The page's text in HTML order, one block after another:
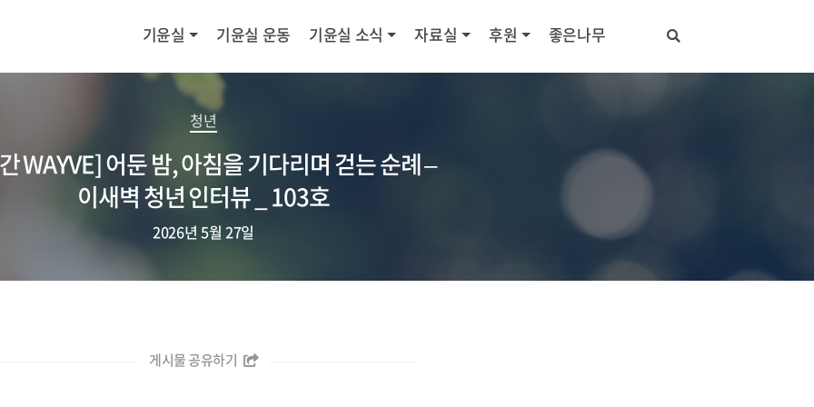
기윤실 기윤실 운동 기윤실 소식 자료실 후원 좋은나무
청년
WAYVE] 어둔 밤, 아침을 기다리며 걷는 순례 –
이새벽 청년 인터뷰 _ 103호
2026년 5월 27일
게시물 공유하기